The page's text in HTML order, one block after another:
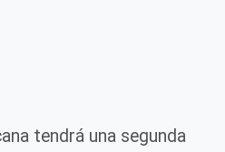
tendrá una segunda